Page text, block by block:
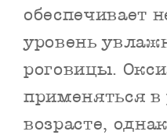
обеспечивает
уровень
роговицы.
применяться
возрасте,